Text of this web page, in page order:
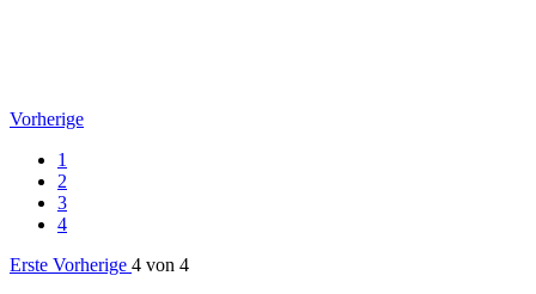
Vorherige
1
2
3
4
Erste Vorherige 4 von 4